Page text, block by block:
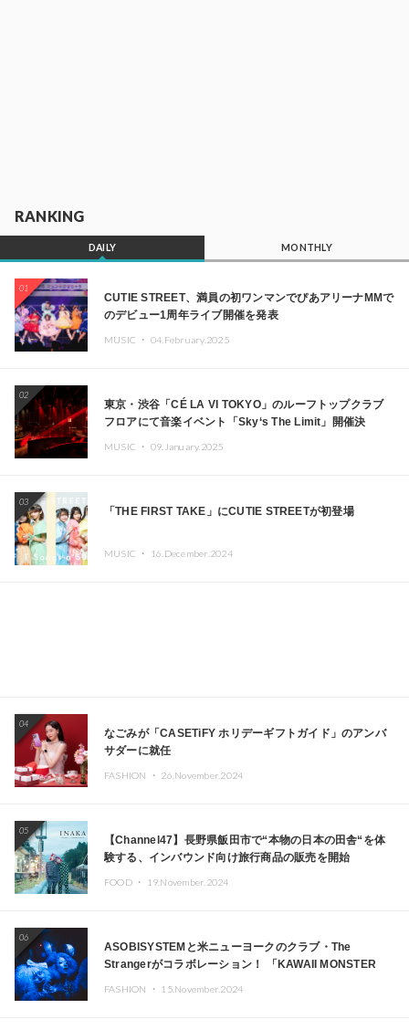
RANKING
DAILY MONTHLY
01
CUTIE STREET、満員の初ワンマンでぴあアリーナMMで
のデビュー1周年ライブ開催を発表
MUSIC ・ 04.February.2025
02
東京・渋谷「CÉ LA VI TOKYO」のルーフトップクラブ
フロアにて音楽イベント「Sky‘s The Limit」開催決
MUSIC ・ 09.January.2025
03
「THE FIRST TAKE」にCUTIE STREETが初登場
MUSIC ・ 16.December.2024
04
なごみが「CASETiFY ホリデーギフトガイド」のアンバ
サダーに就任
FASHION ・ 26.November.2024
05
【Channel47】長野県飯田市で“本物の日本の田舎“を体
験する、インバウンド向け旅行商品の販売を開始
FOOD ・ 19.November.2024
06
ASOBISYSTEMと米ニューヨークのクラブ・The
Strangerがコラボレーション！ 「KAWAII MONSTER
FASHION ・ 15.November.2024